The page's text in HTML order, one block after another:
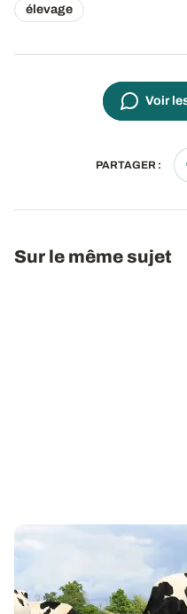
élevage
Voir
PARTAGER :
Sur le même sujet
Alimentation animale
nutritive des couverts
Les couverts végétaux